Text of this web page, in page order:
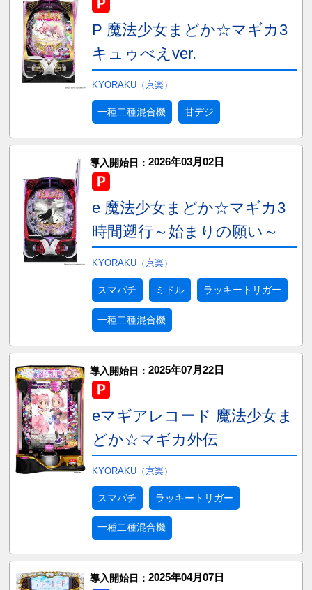
P 魔法少女まどか☆マギカ3
キュゥべえver.
KYORAKU（京楽）
一種二種混合機 甘デジ
導入開始日： 2026年03月02日
e 魔法少女まどか☆マギカ3
時間遡行～始まりの願い～
KYORAKU（京楽）
スマパチ ミドル ラッキートリガー
一種二種混合機
導入開始日： 2025年07月22日
eマギアレコード 魔法少女ま
どか☆マギカ外伝
KYORAKU（京楽）
スマパチ ラッキートリガー
一種二種混合機
導入開始日： 2025年04月07日